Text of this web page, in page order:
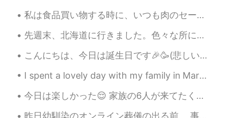
EN JP
@Saaachan It's beautiful indeed. 😊
Maria マリア 2019.08.11 22:33
私は食品買い物する時に、いつも肉のセールのところ見に行く When I go grocery shopping, I always check the place where there are...
先週末、北海道に行きました。色々な所に行けて良かったです。ビールが大好きだから、いっぱいサッポロビールを飲みました。サッポロビール博物館でしか買えないビールがあって本当に美味しかったです。天気は...
こんにちは、今日は誕生日です🎉🥳(悲しいに秘密、笑) 日本にいた時、友達は案内をように振る舞った、優しかったんじゃないか!🤠 横浜とか江の島(?)とか渋谷とか鎌倉とか新宿とか船橋に行きました、...
I spent a lovely day with my family in Marseille 🇫🇷🇫🇷🇫🇷🇫🇷🇫🇷 today. We ate delicious French Food t...
今日は楽しかった😌 家族の6人が来てたくさん食べ物をBBQしました😳 お腹がいっぱい😩 そして、10年間ぐらい会わなかった従兄弟を見ました！ マジで久しぶり…たくさん話せて嬉しかった！！ 明日も...
昨日幼馴染のオンライン葬儀の出る前、 事情を息子に説明して「ママ寂しいーーー」って泣きそうな顔してたら 「it’s okay mommy. また会えるんだよ！she’s going to go...